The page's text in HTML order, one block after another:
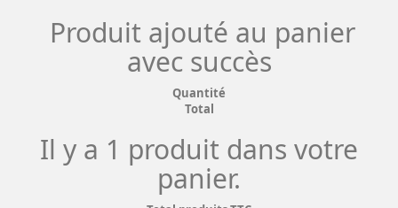
Produit ajouté au panier
avec succès
Quantité
Total
Il y a 1 produit dans votre
panier.